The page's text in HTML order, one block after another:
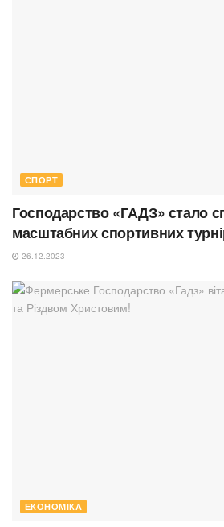
СПОРТ
Господарство «ГАДЗ» стало
масштабних спортивних
26.12.2023
ЕКОНОМІКА